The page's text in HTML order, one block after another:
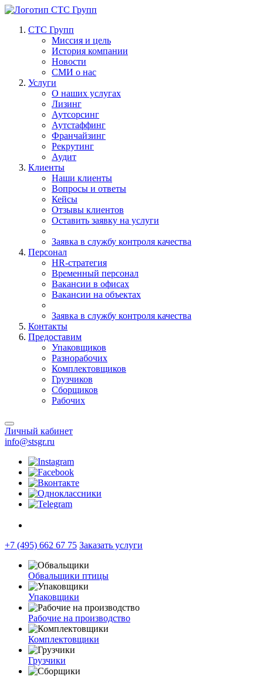
СТС Групп
Миссия и цель
История компании
Новости
СМИ о нас
Услуги
О наших услугах
Лизинг
Аутсорсинг
Аутстаффинг
Франчайзинг
Рекрутинг
Аудит
Клиенты
Наши клиенты
Вопросы и ответы
Кейсы
Отзывы клиентов
Оставить заявку на услуги
Заявка в службу контроля качества
Персонал
HR-стратегия
Временный персонал
Вакансии в офисах
Вакансии на объектах
Заявка в службу контроля качества
Контакты
Предоставим
Упаковщиков
Разнорабочих
Комплектовщиков
Грузчиков
Сборщиков
Рабочих
Личный кабинет
info@stsgr.ru
+7 (495) 662 67 75 Заказать услуги
Обвальщики птицы
Упаковщики
Рабочие на производство
Комплектовщики
Грузчики